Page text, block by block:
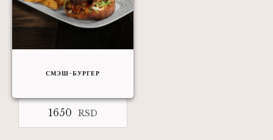
СМЭШ-БУРГЕР
1650 RSD